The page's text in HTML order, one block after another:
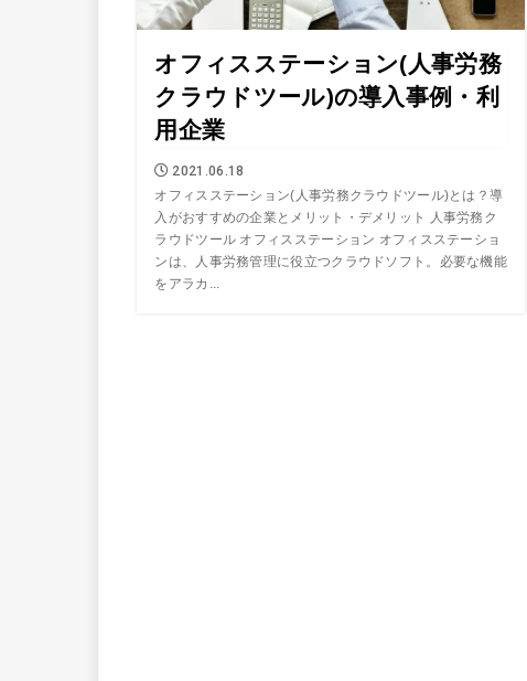
オフィスステーション(人事労務
クラウドツール)の導入事例・利
用企業
2021.06.18
オフィスステーション(人事労務クラウドツール)とは？導
入がおすすめの企業とメリット・デメリット 人事労務ク
ラウドツール オフィスステーション オフィスステーショ
ンは、人事労務管理に役立つクラウドソフト。必要な機能
をアラカ...